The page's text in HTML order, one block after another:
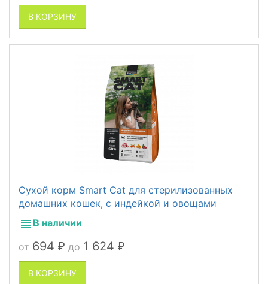
В КОРЗИНУ
Сухой корм Smart Cat для стерилизованных
домашних кошек, с индейкой и овощами
В наличии
от 694 ₽ до 1 624 ₽
В КОРЗИНУ